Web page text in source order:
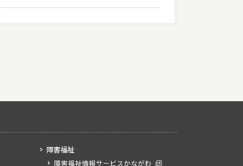
障害福祉
障害福祉情報サービスかながわ